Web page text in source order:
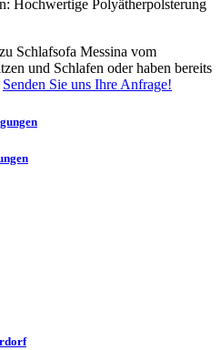
Hochwertige Polyätherpolsterung
Schlafsofa Messina vom
und Schlafen oder haben bereits
Senden Sie uns Ihre Anfrage!